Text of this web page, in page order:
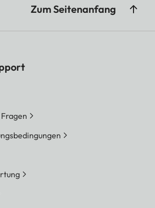
Zum Seitenanfang